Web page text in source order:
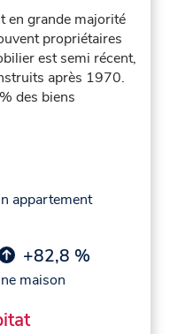
en grande majorité
propriétaires
est semi récent,
après 1970.
des biens
appartement
+82,8 %
maison